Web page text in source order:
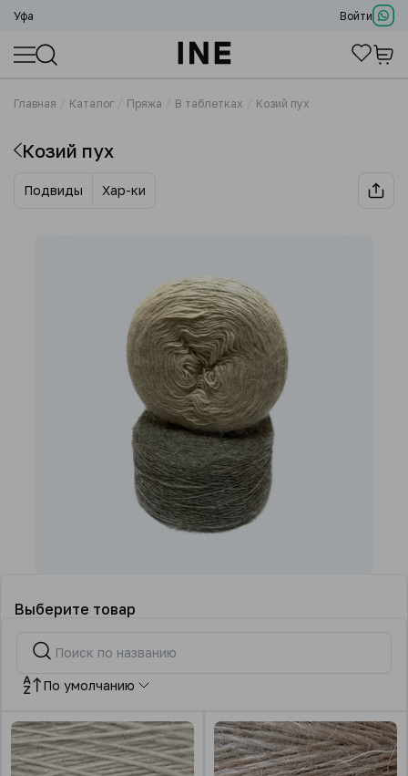
Уфа Войти
Главная Каталог Пряжа В таблетках Козий пух
Козий пух
Подвиды Хар-ки
Выберите товар
По умолчанию